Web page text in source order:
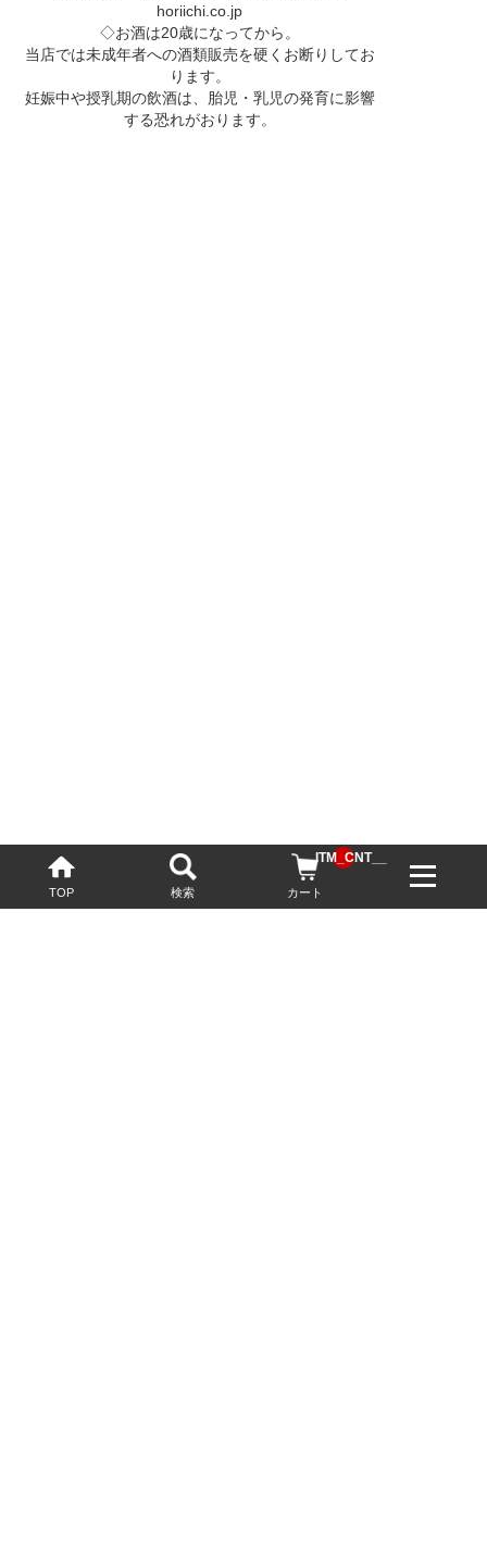
TOP 検索 カート
__ITM_CNT__
horiichi.co.jp
◇お酒は20歳になってから。
当店では未成年者への酒類販売を硬くお断りしてお
ります。
妊娠中や授乳期の飲酒は、胎児・乳児の発育に影響
する恐れがおります。